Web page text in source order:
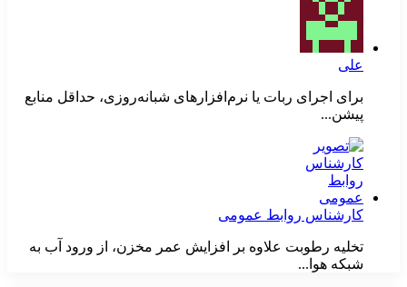
علی
برای اجرای ربات یا نرم‌افزارهای شبانه‌روزی، حداقل منابع
پیشن...
کارشناس روابط عمومی
تخلیه رطوبت علاوه بر افزایش عمر مخزن، از ورود آب به
شبکه هوا...